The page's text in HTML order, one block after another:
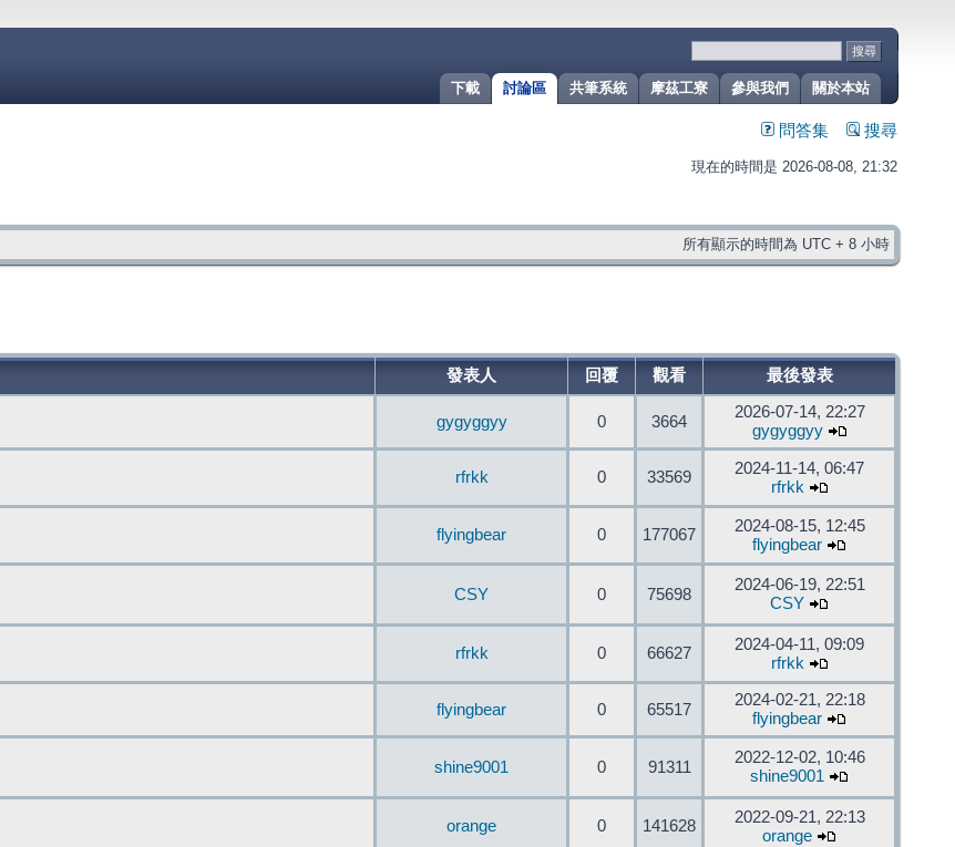
關於本站
參與我們
摩茲工寮
共筆系統
討論區
下載
問答集 搜尋
現在的時間是 2026-08-08, 21:32
所有顯示的時間為 UTC + 8 小時
發表人 回覆 觀看 最後發表
gygyggyy 0 3664
2026-07-14, 22:27
gygyggyy
rfrkk 0 33569
2024-11-14, 06:47
rfrkk
flyingbear 0 177067
2024-08-15, 12:45
flyingbear
CSY 0 75698
2024-06-19, 22:51
CSY
rfrkk 0 66627
2024-04-11, 09:09
rfrkk
flyingbear 0 65517
2024-02-21, 22:18
flyingbear
shine9001 0 91311
2022-12-02, 10:46
shine9001
orange 0 141628
2022-09-21, 22:13
orange